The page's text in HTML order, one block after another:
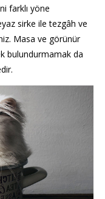
farklı yöne
sirke ile tezgâh ve
Masa ve görünür
bulundurmamak da